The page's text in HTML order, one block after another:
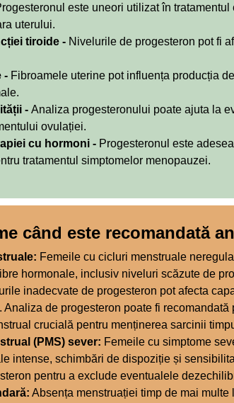
este uneori utilizat în
uterului.
tiroide - Nivelurile de progesteron pot fi
- Fibroamele uterine pot influența producția
- Analiza progesteronului poate ajuta la
ovulației.
cu hormoni - Progesteronul este
tratamentul simptomelor menopauzei.
când este recomandată
Femeile cu cicluri menstruale
hormonale, inclusiv niveluri scăzute de
inadecvate de progesteron pot afecta
Analiza de progesteron poate fi
crucială pentru menținerea sarcinii
(PMS) sever: Femeile cu simptome
intense, schimbări de dispoziție și
pentru a exclude eventualele
Absența menstruației timp de mai